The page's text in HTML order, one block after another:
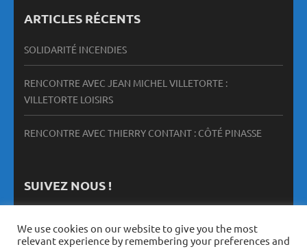
ARTICLES RÉCENTS
SOLIDARITÉ INCENDIES
RENCONTRE AVEC JEAN MICHEL VILLETORTE :
VILLETORTE LOISIRS
RENCONTRE AVEC THIERRY CONTANT : CÔTÉ PINASSE
SUIVEZ NOUS !
We use cookies on our website to give you the most
relevant experience by remembering your preferences and